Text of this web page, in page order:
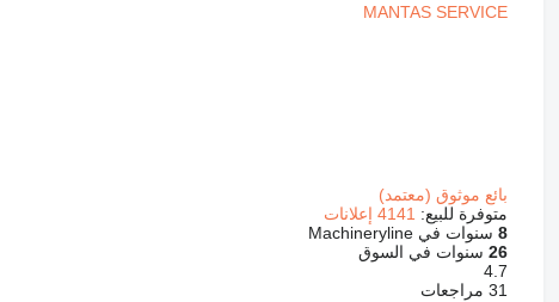
MANTAS SERVICE
بائع موثوق (معتمد)
متوفرة للبيع: 4141 إعلانات
8سنوات في Machineryline
26سنوات في السوق
4.7
31 مراجعات